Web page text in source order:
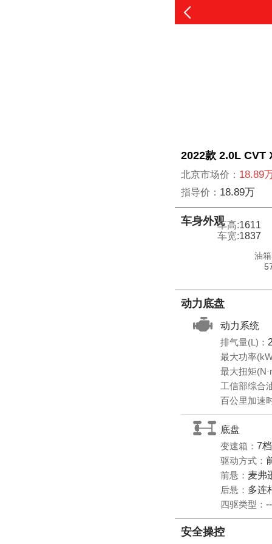
2022款 2.0L CVT
北京市场价： 18.89
指导价： 18.89万
车身外观
车宽:1837
车高:1611
油
动力底盘
动力系统
排气量(L)：
最大功率
最大扭矩
工信部综合
百公里加速
底盘
变速箱： 7
驱动方式：
前悬： 麦弗
后悬： 多连
四驱类型： --
安全操控